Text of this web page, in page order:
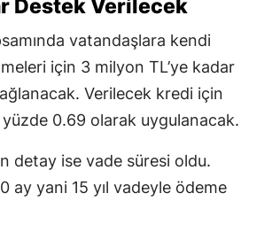
Destek Verilecek
vatandaşlara kendi
için 3 milyon TL’ye kadar
Verilecek kredi için
yüzde 0.69 olarak uygulanacak.
detay ise vade süresi oldu.
ay yani 15 yıl vadeyle ödeme